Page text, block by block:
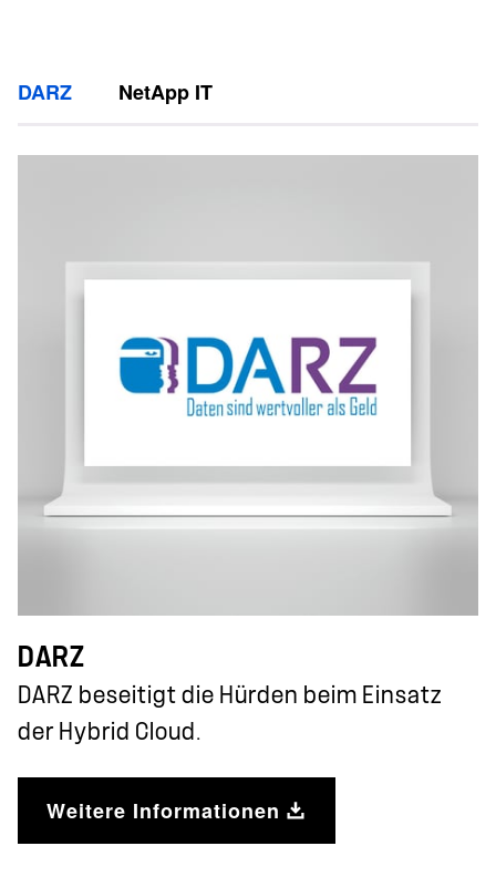
DARZ NetApp IT
DARZ
DARZ beseitigt die Hürden beim Einsatz
der Hybrid Cloud.
Weitere Informationen